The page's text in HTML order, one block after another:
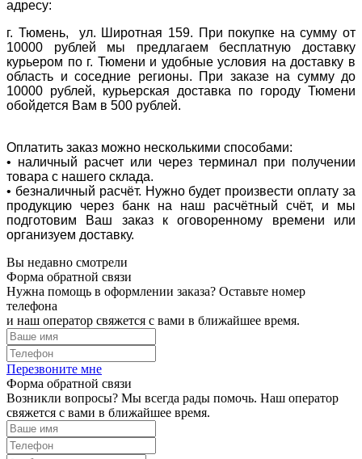
адресу:
г. Тюмень, ул. Широтная 159. При покупке на сумму от
10000 рублей мы предлагаем бесплатную доставку
курьером по г. Тюмени и удобные условия на доставку в
область и соседние регионы. При заказе на сумму до
10000 рублей, курьерская доставка по городу Тюмени
обойдется Вам в 500 рублей.
Оплатить заказ можно несколькими способами:
• наличный расчет или через терминал при получении
товара с нашего склада.
• безналичный расчёт. Нужно будет произвести оплату за
продукцию через банк на наш расчётный счёт, и мы
подготовим Ваш заказ к оговоренному времени или
организуем доставку.
Вы недавно смотрели
Форма обратной связи
Нужна помощь в оформлении заказа? Оставьте номер
телефона
и наш оператор свяжется с вами в ближайшее время.
Перезвоните мне
Форма обратной связи
Возникли вопросы? Мы всегда рады помочь. Наш оператор
свяжется с вами в ближайшее время.